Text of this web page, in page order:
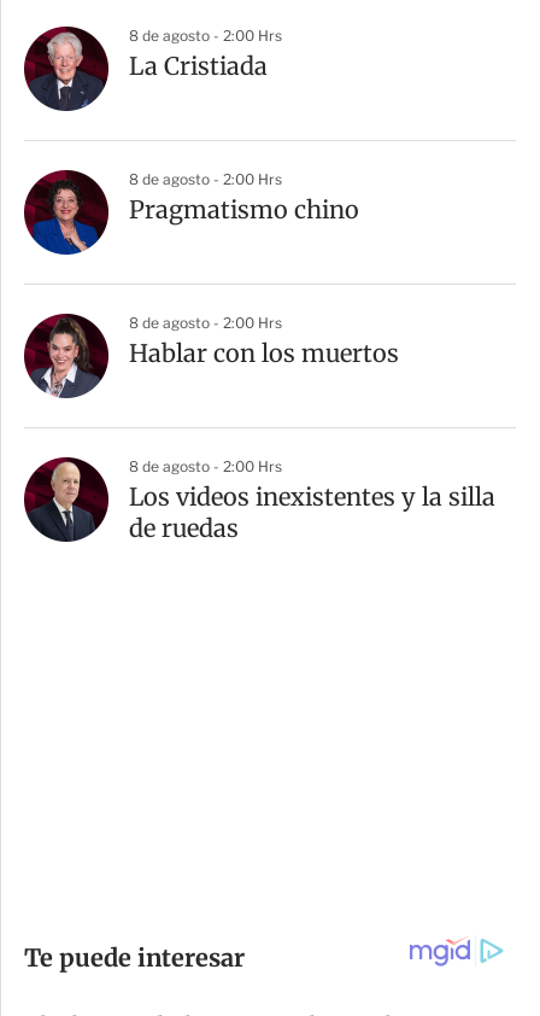
8 de agosto - 2:00 Hrs
La Cristiada
8 de agosto - 2:00 Hrs
Pragmatismo chino
8 de agosto - 2:00 Hrs
Hablar con los muertos
8 de agosto - 2:00 Hrs
Los videos inexistentes y la silla
de ruedas